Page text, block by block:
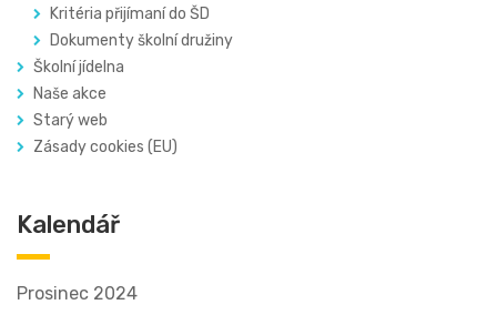
Kritéria přijímaní do ŠD
Dokumenty školní družiny
Školní jídelna
Naše akce
Starý web
Zásady cookies (EU)
Kalendář
Prosinec 2024